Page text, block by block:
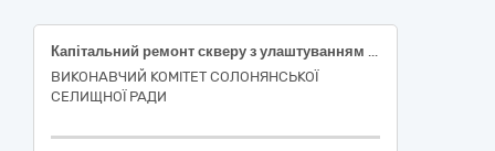
Капітальний ремонт скверу з улаштуванням Алеї Слави та Пам'яті по вул. Строменко, 2В у селищі Солоне Дніпровського району, Дніпропетровської області ДК 021:2015 45450000-6 Інші завершальні будівельні роботи
ВИКОНАВЧИЙ КОМІТЕТ СОЛОНЯНСЬКОЇ
СЕЛИЩНОЇ РАДИ